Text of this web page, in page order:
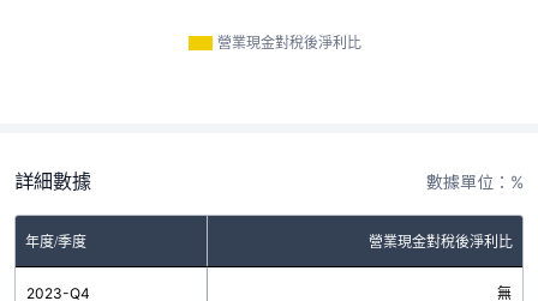
營業現金對稅後淨利比
詳細數據 數據單位：%
年度/季度 營業現金對稅後淨利比
2023-Q4 無